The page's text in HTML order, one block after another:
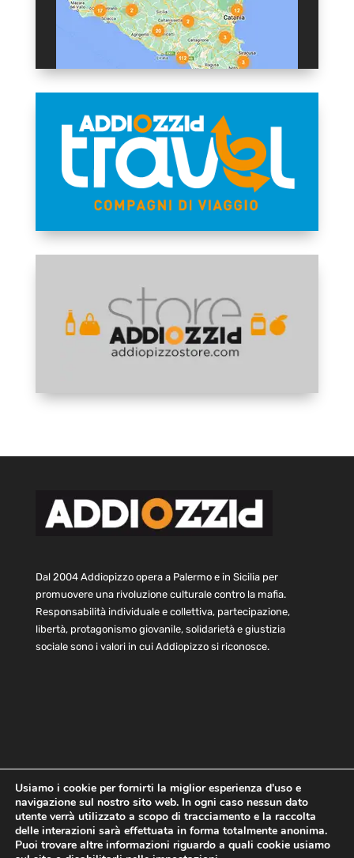
Dal 2004 Addiopizzo opera a Palermo e in Sicilia per
promuovere una rivoluzione culturale contro la mafia.
Responsabilità individuale e collettiva, partecipazione,
libertà, protagonismo giovanile, solidarietà e giustizia
sociale sono i valori in cui Addiopizzo si riconosce.
Home Statuto e bilancio
Contatti
Privacy
Cookie Child Protection Policy
Usiamo i cookie per fornirti la miglior esperienza d'uso e
navigazione sul nostro sito web. In ogni caso nessun dato
utente verrà utilizzato a scopo di tracciamento e la raccolta
delle interazioni sarà effettuata in forma totalmente anonima.
Puoi trovare altre informazioni riguardo a quali cookie usiamo